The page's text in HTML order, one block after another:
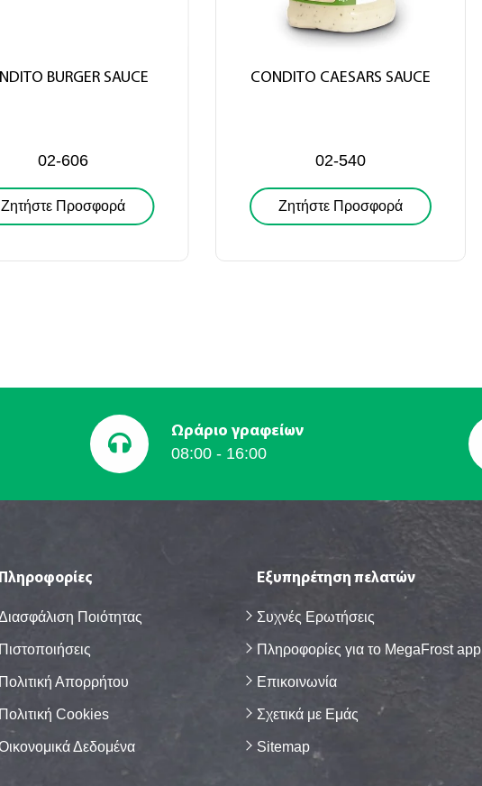
BURGER SAUCE
02-606
Ζητήστε Προσφορά
CONDITO CAESARS SAUCE
02-540
Ζητήστε Προσφορά
Ωράριο γραφείων
08:00 - 16:00
Ποιότητας
Απορρήτου
Cookies
Δεδομένα
Εξυπηρέτηση πελατών
Συχνές Eρωτήσεις
Πληροφορίες για το MegaFrost app
Επικοινωνία
Σχετικά με Eμάς
Sitemap